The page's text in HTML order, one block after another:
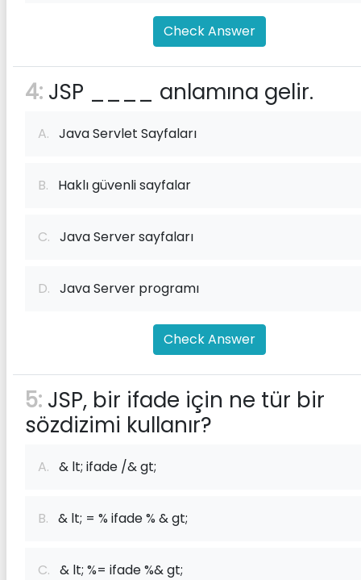
Check Answer
4: JSP ____ anlamına gelir.
A. Java Servlet Sayfaları
B. Haklı güvenli sayfalar
C. Java Server sayfaları
D. Java Server programı
Check Answer
5: JSP, bir ifade için ne tür bir
sözdizimi kullanır?
A. & lt; ifade /& gt;
B. & lt; = % ifade % & gt;
C. & lt; %= ifade %& gt;